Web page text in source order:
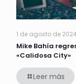
1 de agosto de 2024
Mike Bahía
«Calidosa City»
Leer más